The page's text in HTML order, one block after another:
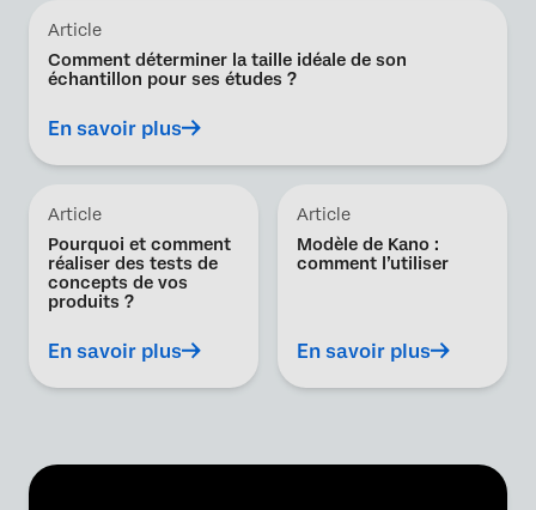
Article
Comment déterminer la taille idéale de son
échantillon pour ses études ?
En savoir plus
Article
Pourquoi et comment
réaliser des tests de
concepts de vos
produits ?
En savoir plus
Article
Modèle de Kano :
comment l’utiliser
En savoir plus